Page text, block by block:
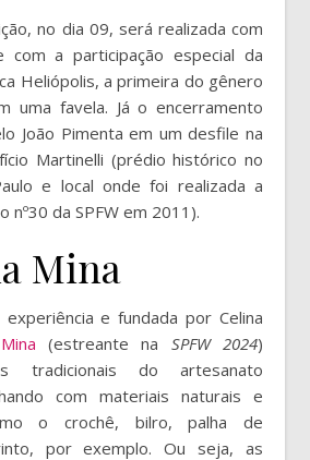
no dia 09, será realizada com
a participação especial da
Heliópolis, a primeira do gênero
uma favela. Já o encerramento
João Pimenta em um desfile na
Martinelli (prédio histórico no
e local onde foi realizada a
nº30 da SPFW em 2011).
Mina
e fundada por Celina
(estreante na SPFW 2024)
tradicionais do artesanato
com materiais naturais e
o crochê, bilro, palha de
por exemplo. Ou seja, as